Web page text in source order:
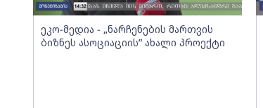
ეკო-მედია - „ნარჩენების მართვის
ბიზნეს ასოციაციის” ახალი პროექტი